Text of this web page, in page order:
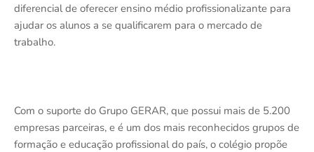
diferencial de oferecer ensino médio profissionalizante para
ajudar os alunos a se qualificarem para o mercado de
trabalho.
Com o suporte do Grupo GERAR, que possui mais de 5.200
empresas parceiras, e é um dos mais reconhecidos grupos de
formação e educação profissional do país, o colégio propõe